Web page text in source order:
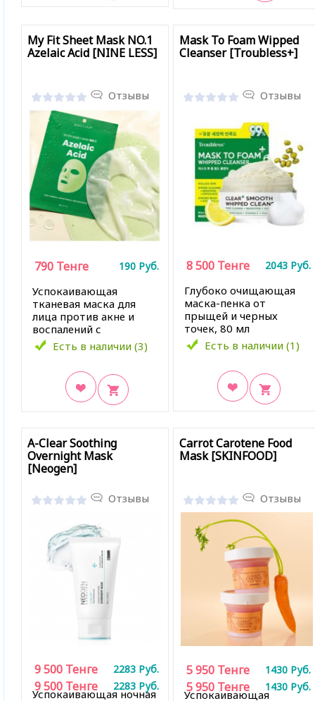
My Fit Sheet Mask NO.1
Azelaic Acid [NINE LESS]
Отзывы
Успокаивающая
тканевая маска для
лица против акне и
воспалений с
азелаиновой кислотой,
20 мл
Есть в наличии (3)
790 Тенге 190 Руб.
Mask To Foam Wipped
Cleanser [Troubless+]
Отзывы
Глубоко очищающая
маска-пенка от
прыщей и черных
точек, 80 мл
Есть в наличии (1)
8 500 Тенге 2043 Руб.
A-Clear Soothing
Overnight Mask
[Neogen]
Отзывы
Успокаивающая ночная
9 500 Тенге 2283 Руб.
9 500 Тенге 2283 Руб.
Carrot Carotene Food
Mask [SKINFOOD]
Отзывы
Успокаивающая
5 950 Тенге 1430 Руб.
5 950 Тенге 1430 Руб.